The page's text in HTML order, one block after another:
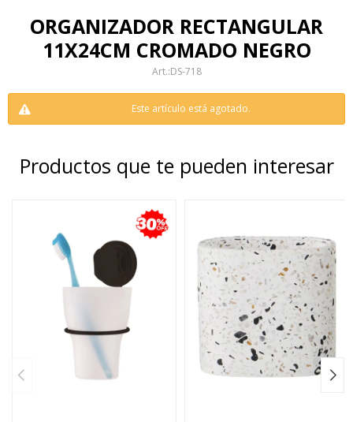
ORGANIZADOR RECTANGULAR
11X24CM CROMADO NEGRO
DS-718
Este artículo está agotado.
Productos que te pueden interesar